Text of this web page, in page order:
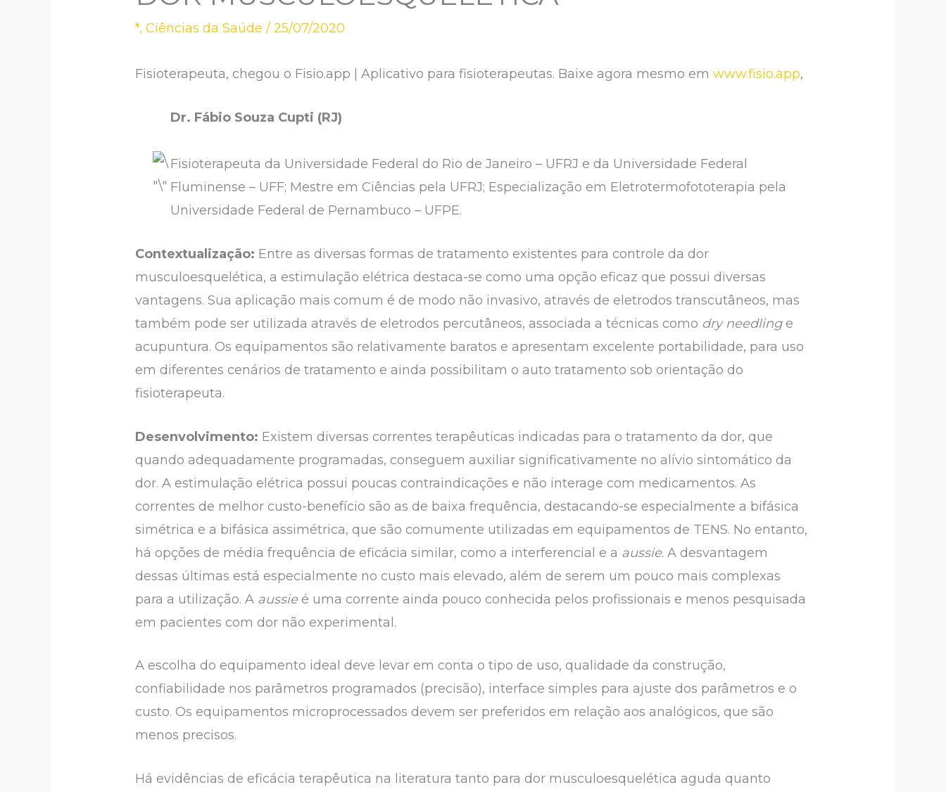
*,Ciências da Saúde /25/07/2020
Fisioterapeuta, chegou o Fisio.app | Aplicativo para fisioterapeutas. Baixe agora mesmo emwww.fisio.app,
Dr. Fábio Souza Cupti (RJ)
Fisioterapeuta da Universidade Federal do Rio de Janeiro – UFRJ e da Universidade Federal
Fluminense – UFF; Mestre em Ciências pela UFRJ; Especialização em Eletrotermofototerapia pela
Universidade Federal de Pernambuco – UFPE.
Contextualização: Entre as diversas formas de tratamento existentes para controle da dor
musculoesquelética, a estimulação elétrica destaca-se como uma opção eficaz que possui diversas
vantagens. Sua aplicação mais comum é de modo não invasivo, através de eletrodos transcutâneos, mas
também pode ser utilizada através de eletrodos percutâneos, associada a técnicas como dry needlinge
acupuntura. Os equipamentos são relativamente baratos e apresentam excelente portabilidade, para uso
em diferentes cenários de tratamento e ainda possibilitam o auto tratamento sob orientação do
fisioterapeuta.
Desenvolvimento: Existem diversas correntes terapêuticas indicadas para o tratamento da dor, que
quando adequadamente programadas, conseguem auxiliar significativamente no alívio sintomático da
dor. A estimulação elétrica possui poucas contraindicações e não interage com medicamentos. As
correntes de melhor custo-benefício são as de baixa frequência, destacando-se especialmente a bifásica
simétrica e a bifásica assimétrica, que são comumente utilizadas em equipamentos de TENS. No entanto,
há opções de média frequência de eficácia similar, como a interferencial e a aussie. A desvantagem
dessas últimas está especialmente no custo mais elevado, além de serem um pouco mais complexas
para a utilização. A aussieé uma corrente ainda pouco conhecida pelos profissionais e menos pesquisada
em pacientes com dor não experimental.
A escolha do equipamento ideal deve levar em conta o tipo de uso, qualidade da construção,
confiabilidade nos parâmetros programados (precisão), interface simples para ajuste dos parâmetros e o
custo. Os equipamentos microprocessados devem ser preferidos em relação aos analógicos, que são
menos precisos.
Há evidências de eficácia terapêutica na literatura tanto para dor musculoesquelética aguda quanto